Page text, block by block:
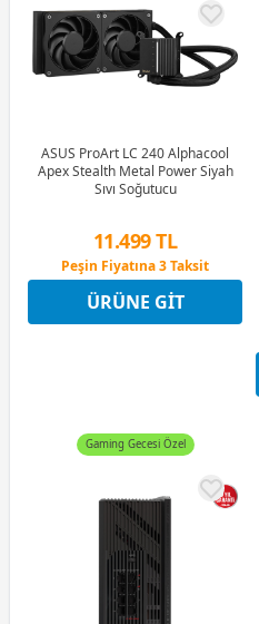
ASUS ProArt LC 240 Alphacool
Apex Stealth Metal Power Siyah
Sıvı Soğutucu
11.499 TL
Peşin Fiyatına 3 Taksit
12 Ay x 1.353 TL taksitle
Peşin Fiyatına 3 Taksit
ÜRÜNE GIT
Gaming Gecesi Özel